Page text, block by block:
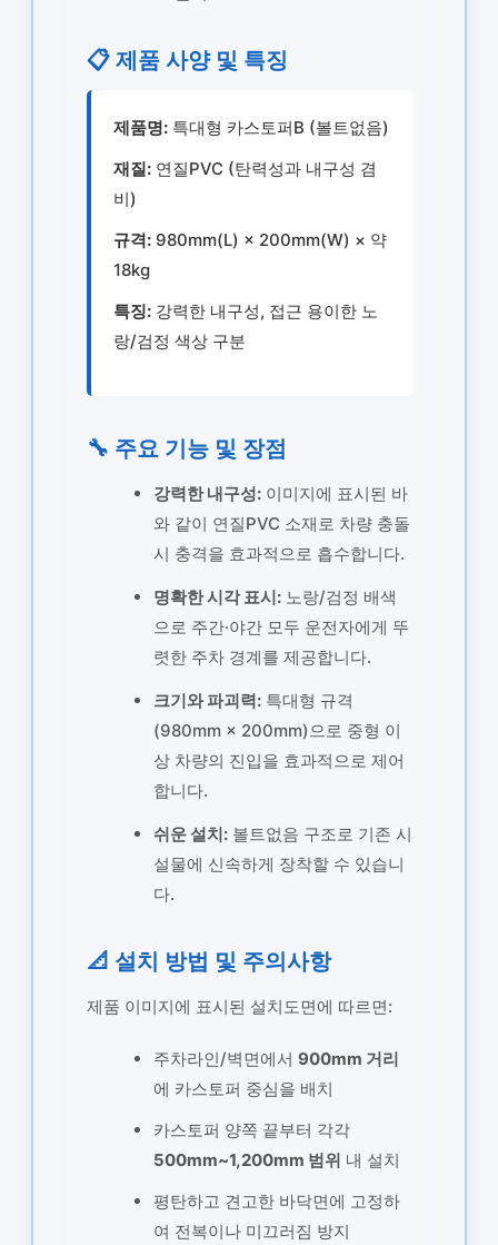
📋 제품 사양 및 특징
제품명:특대형 카스토퍼B (볼트없음)
재질:연질PVC (탄력성과 내구성 겸
비)
규격:980mm(L) × 200mm(W) × 약
18kg
특징:강력한 내구성, 접근 용이한 노
랑/검정 색상 구분
🔧 주요 기능 및 장점
강력한 내구성:이미지에 표시된 바
와 같이 연질PVC 소재로 차량 충돌
시 충격을 효과적으로 흡수합니다.
명확한 시각 표시:노랑/검정 배색
으로 주간·야간 모두 운전자에게 뚜
렷한 주차 경계를 제공합니다.
크기와 파괴력:특대형 규격
(980mm × 200mm)으로 중형 이
상 차량의 진입을 효과적으로 제어
합니다.
쉬운 설치:볼트없음 구조로 기존 시
설물에 신속하게 장착할 수 있습니
다.
📐 설치 방법 및 주의사항
제품 이미지에 표시된 설치도면에 따르면:
주차라인/벽면에서 900mm 거리
에 카스토퍼 중심을 배치
카스토퍼 양쪽 끝부터 각각
500mm~1,200mm 범위 내 설치
평탄하고 견고한 바닥면에 고정하
여 전복이나 미끄러짐 방지